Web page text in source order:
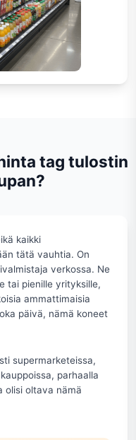
tag tulostin
kaikki
tätä vauhtia. On
verkossa. Ne
tai pienille yrityksille,
ammattimaisia
päivä, nämä koneet
supermarketeissa,
parhaalla
olisi oltava nämä